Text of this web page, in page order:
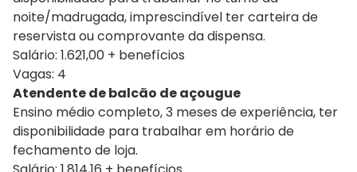
noite/madrugada, imprescindível ter carteira de
reservista ou comprovante da dispensa.
Salário: 1.621,00 + benefícios
Vagas: 4
Atendente de balcão de açougue
Ensino médio completo, 3 meses de experiência, ter
disponibilidade para trabalhar em horário de
fechamento de loja.